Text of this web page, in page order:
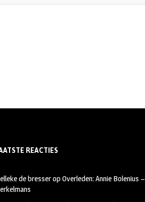
REACTIES
de bresseropOverleden: Annie Bolenius –